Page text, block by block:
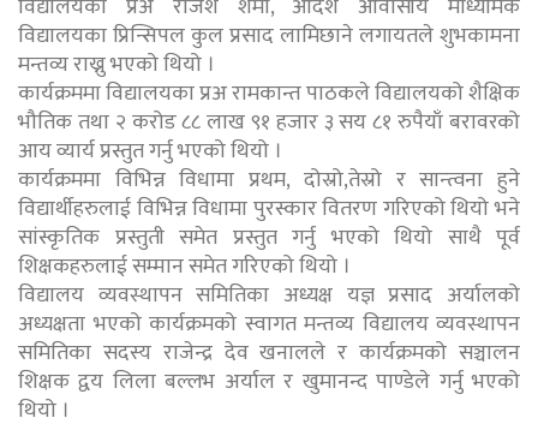
विद्यालयका प्रिन्सिपल कुल प्रसाद लामिछाने लगायतले शुभकामना
मन्तव्य राख्नु भएको थियो ।
कार्यक्रममा विद्यालयका प्रअ रामकान्त पाठकले विद्यालयको शैक्षिक
भौतिक तथा २ करोड ८८ लाख ९१ हजार ३ सय ८१ रुपैयाँ बरावरको
आय व्यार्य प्रस्तुत गर्नु भएको थियो ।
कार्यक्रममा विभिन्न विधामा प्रथम, दोस्रो,तेस्रो र सान्त्वना हुने
विद्यार्थीहरुलाई विभिन्न विधामा पुरस्कार वितरण गरिएको थियो भने
सांस्कृतिक प्रस्तुती समेत प्रस्तुत गर्नु भएको थियो साथै पूर्व
शिक्षकहरुलाई सम्मान समेत गरिएको थियो ।
विद्यालय व्यवस्थापन समितिका अध्यक्ष यज्ञ प्रसाद अर्यालको
अध्यक्षता भएको कार्यक्रमको स्वागत मन्तव्य विद्यालय व्यवस्थापन
समितिका सदस्य राजेन्द्र देव खनालले र कार्यक्रमको सञ्चालन
शिक्षक द्वय लिला बल्लभ अर्याल र खुमानन्द पाण्डेले गर्नु भएको
थियो ।